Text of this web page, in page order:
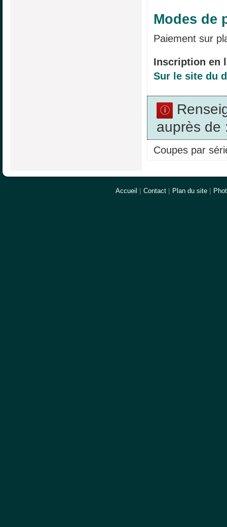
Modes de
Paiement sur
Inscription en
Sur le site du
auprès de
Coupes par
Accueil Contact Plan du site